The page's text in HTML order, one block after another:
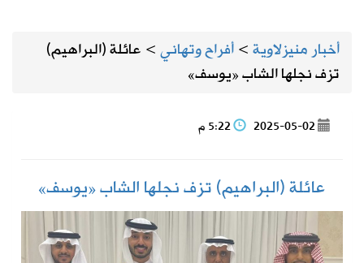
أخبار منيزلاوية>أفراح وتهاني> عائلة (البراهيم)
تزف نجلها الشاب «يوسف»
2025-05-02
عائلة (البراهيم) تزف نجلها الشاب «يوسف»